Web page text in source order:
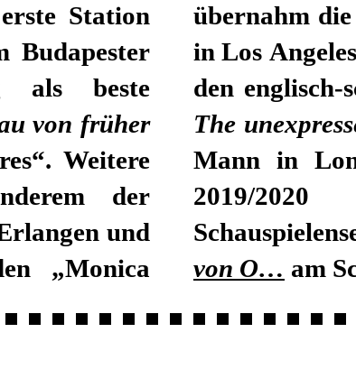
Station
Budapester
als beste
von früher
Weitere
der
und
„Monica
übernahm
in Los
den englisch-
The
Mann in
2019/
von O… am